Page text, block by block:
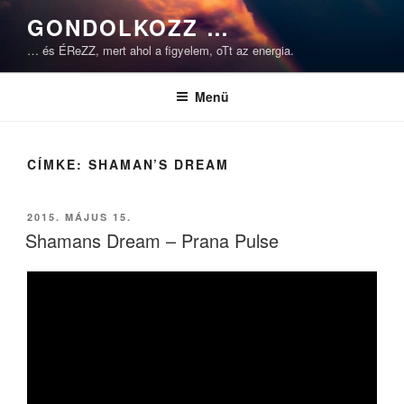
Tartalomhoz
GONDOLKOZZ …
… és ÉReZZ, mert ahol a figyelem, oTt az energia.
Menü
CÍMKE: SHAMAN’S DREAM
BEKÜLDVE:
2015. MÁJUS 15.
Shamans Dream – Prana Pulse